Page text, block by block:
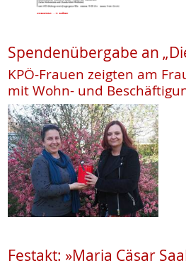
Spendenübergabe an
KPÖ-Frauen zeigten am
mit Wohn- und
Festakt: »Maria Cäsar